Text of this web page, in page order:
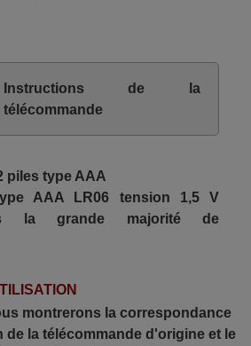
II)
10120578
10123023 (T52C)
10123023
10123407
10125988 (T52D)
10125988
10127959 (T52E)
10127959
Instructions de la
télécommande
piles type AAA
AAA LR06 tension 1,5 V
la grande majorité de
montrerons la correspondance
la télécommande d'origine et le